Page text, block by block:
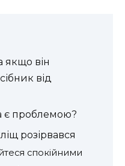
якщо він
від
є проблемою?
розірвався
спокійними